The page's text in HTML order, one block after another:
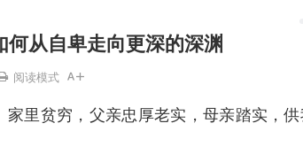
从自卑走向更深的深渊
阅读模式
里贫穷，父亲忠厚老实，母亲踏实，